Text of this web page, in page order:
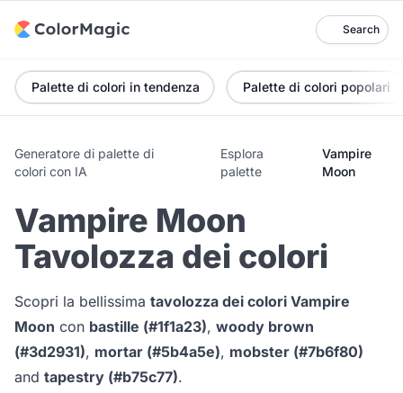
Search
Palette di colori in tendenza Palette di colori popolari
Generatore di palette di
colori con IA
Esplora
palette
Vampire
Moon
Vampire Moon
Tavolozza dei colori
Scopri la bellissima tavolozza dei colori Vampire
Moon con bastille (#1f1a23), woody brown
(#3d2931), mortar (#5b4a5e), mobster (#7b6f80)
and tapestry (#b75c77).